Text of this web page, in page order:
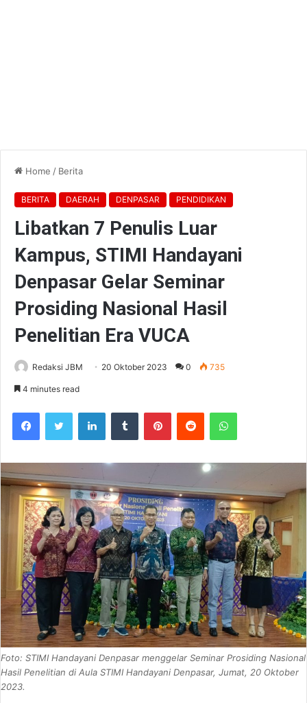
Home / Berita
BERITA DAERAH DENPASAR PENDIDIKAN
Libatkan 7 Penulis Luar
Kampus, STIMI Handayani
Denpasar Gelar Seminar
Prosiding Nasional Hasil
Penelitian Era VUCA
Redaksi JBM 20 Oktober 2023 0 735
4 minutes read
Foto: STIMI Handayani Denpasar menggelar Seminar Prosiding Nasional
Hasil Penelitian di Aula STIMI Handayani Denpasar, Jumat, 20 Oktober
2023.